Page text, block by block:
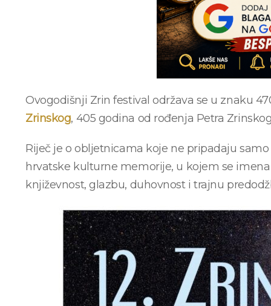
Ovogodišnji Zrin festival održava se u znaku
Zrinskog, 405 godina od rođenja Petra
Riječ je o obljetnicama koje ne pripadaju
hrvatske kulturne memorije, u kojem se
književnost, glazbu, duhovnost i trajnu